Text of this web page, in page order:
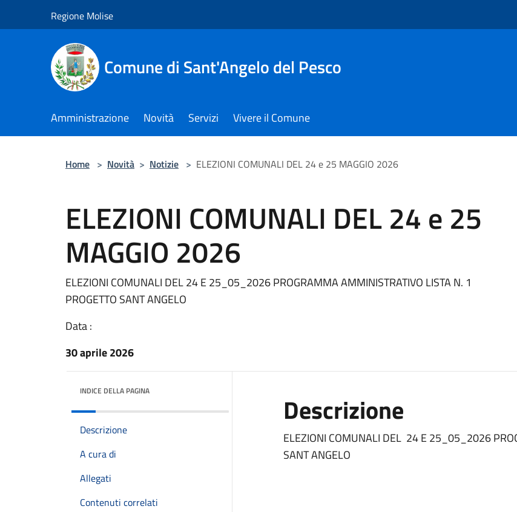
Regione Molise
Comune di Sant'Angelo del Pesco
Amministrazione Novità Servizi Vivere il Comune
Home > Novità > Notizie > ELEZIONI COMUNALI DEL 24 e 25 MAGGIO 2026
ELEZIONI COMUNALI DEL 24 e 25
MAGGIO 2026
ELEZIONI COMUNALI DEL 24 E 25_05_2026 PROGRAMMA AMMINISTRATIVO LISTA N. 1
PROGETTO SANT ANGELO
Data :
30 aprile 2026
INDICE DELLA PAGINA
Descrizione
A cura di
Allegati
Contenuti correlati
Descrizione
ELEZIONI COMUNALI DEL 24 E 25_05_2026
SANT ANGELO